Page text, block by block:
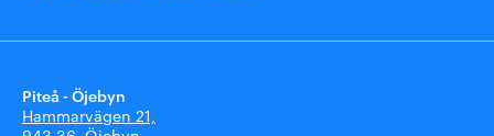
Piteå - Öjebyn
Hammarvägen 21,